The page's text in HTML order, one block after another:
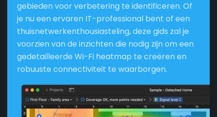
gebieden voor verbetering te identificeren. Of
je nu een ervaren IT-professional bent of een
thuisnetwerkenthousiasteling, deze gids zal je
voorzien van de inzichten die nodig zijn om een
gedetailleerde Wi-Fi heatmap te creëren en
robuuste connectiviteit te waarborgen.